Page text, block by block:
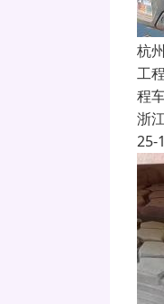
杭
工
程
浙
25-